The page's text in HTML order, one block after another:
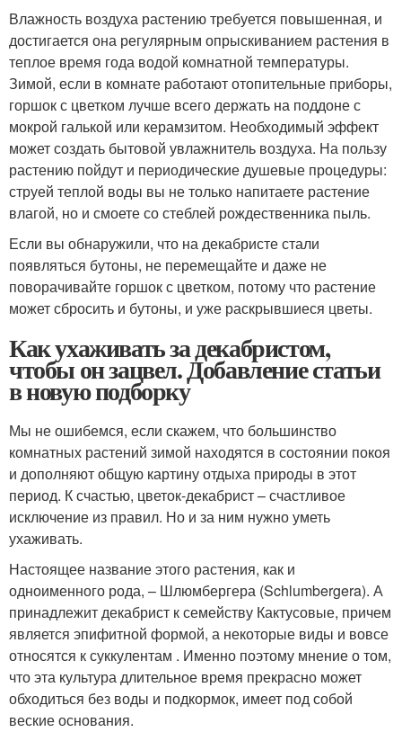
Влажность воздуха растению требуется повышенная, и
достигается она регулярным опрыскиванием растения в
теплое время года водой комнатной температуры.
Зимой, если в комнате работают отопительные приборы,
горшок с цветком лучше всего держать на поддоне с
мокрой галькой или керамзитом. Необходимый эффект
может создать бытовой увлажнитель воздуха. На пользу
растению пойдут и периодические душевые процедуры:
струей теплой воды вы не только напитаете растение
влагой, но и смоете со стеблей рождественника пыль.
Если вы обнаружили, что на декабристе стали
появляться бутоны, не перемещайте и даже не
поворачивайте горшок с цветком, потому что растение
может сбросить и бутоны, и уже раскрывшиеся цветы.
Как ухаживать за декабристом,
чтобы он зацвел. Добавление статьи
в новую подборку
Мы не ошибемся, если скажем, что большинство
комнатных растений зимой находятся в состоянии покоя
и дополняют общую картину отдыха природы в этот
период. К счастью, цветок-декабрист – счастливое
исключение из правил. Но и за ним нужно уметь
ухаживать.
Настоящее название этого растения, как и
одноименного рода, – Шлюмбергера (Schlumbergera). А
принадлежит декабрист к семейству Кактусовые, причем
является эпифитной формой, а некоторые виды и вовсе
относятся к суккулентам . Именно поэтому мнение о том,
что эта культура длительное время прекрасно может
обходиться без воды и подкормок, имеет под собой
веские основания.